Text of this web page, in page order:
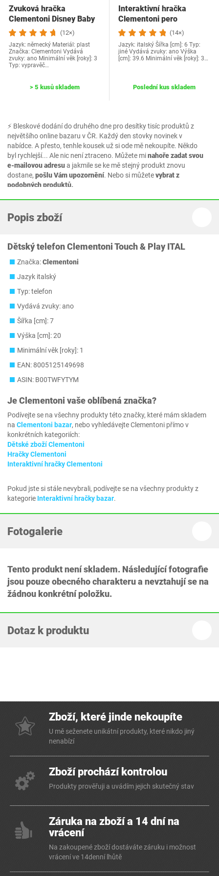
⚡ Bleskové dodání do druhého dne pro desítky tisíc produktů z
největšího online bazaru v ČR. Každý den stovky novinek v
nabídce. A přesto, tenhle kousek už si ode mě nekoupíte. Někdo
byl rychlejší... Ale nic není ztraceno. Můžete minahoře zadat svou
e-mailovou adresua jakmile se ke mě stejný produkt znovu
dostane, pošlu Vám upozornění. Nebo si můžetevybrat z
podobných produktů.
Zvuková hračka
Clementoni Disney Baby
bílá
(12×)
Jazyk: německý Materiál: plast
Značka: Clementoni Vydává
zvuky: ano Minimální věk [roky]: 3
Typ: vypravěč…
> 5 kusů skladem
Interaktivní hračka
Clementoni pero
(14×)
Jazyk: italský Šířka [cm]: 6 Typ:
jiné Vydává zvuky: ano Výška
[cm]: 39.6 Minimální věk [roky]: 3…
Poslední kus skladem
Popis zboží
Dětský telefon Clementoni Touch & Play ITAL
Značka:Clementoni
Jazyk italský
Typ: telefon
Vydává zvuky: ano
Šířka [cm]: 7
Výška [cm]: 20
Minimální věk [roky]: 1
EAN: 8005125149698
ASIN: B00TWFYTYM
JeClementoni vaše oblíbená značka?
Podívejte se na všechny produkty této značky, které mám skladem
na Clementoni bazar, nebo vyhledávejte Clementoni přímo v
konkrétních kategoriích:
Dětské zboží Clementoni
Hračky Clementoni
Interaktivní hračky Clementoni
Pokud jste si stále nevybrali, podívejte se na všechny produkty z
kategorie Interaktivní hračky bazar.
Fotogalerie
Tento produkt není skladem. Následující fotografie
jsou pouze obecného charakteru a nevztahují se na
žádnou konkrétní položku.
Dotaz k produktu
Zboží, které jinde nekoupíte
U mě seženete unikátní produkty, které nikdo jiný
nenabízí
Zboží prochází kontrolou
Produkty prověřuji a uvádím jejich skutečný stav
Záruka na zboží a 14 dní na
vrácení
Na zakoupené zboží dostáváte záruku i možnost
vrácení ve 14denní lhůtě